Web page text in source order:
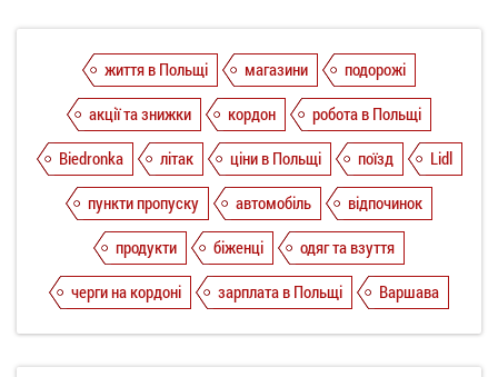
життя в Польщі магазини
подорожі
акції та знижки
кордон
робота в Польщі
Biedronka
літак ціни в Польщі поїзд
Lidl
пункти пропуску
автомобіль
відпочинок
продукти
біженці
одяг та взуття
черги на кордоні
зарплата в Польщі Варшава